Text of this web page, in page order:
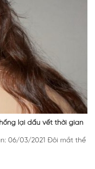
lại dấu vết thời gian
06/03/2021 Đôi mắt thể